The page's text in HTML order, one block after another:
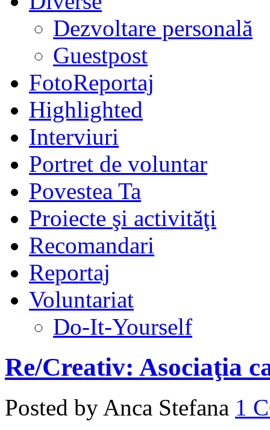
Dezvoltare personală
Guestpost
FotoReportaj
Highlighted
Interviuri
Portret de voluntar
Povestea Ta
Proiecte şi activităţi
Recomandari
Reportaj
Voluntariat
Do-It-Yourself
Re/Creativ: Asociaţia
Posted by Anca Stefana 1